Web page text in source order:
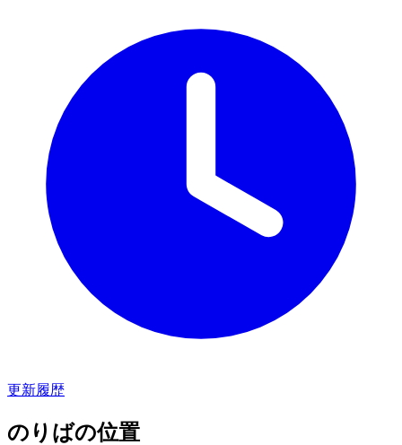
更新履歴
のりばの位置